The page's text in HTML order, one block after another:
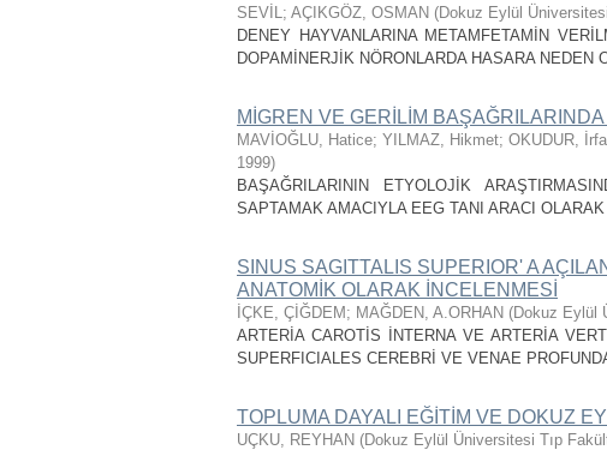
SEVİL; AÇIKGÖZ, OSMAN (Dokuz Eylül
DENEY HAYVANLARINA METAMFETAMİN
DOPAMİNERJİK NÖRONLARDA HASARA NEDEN
MİGREN VE GERİLİM
MAVİOĞLU, Hatice; YILMAZ, Hikmet; OKUDUR,
1999)
BAŞAĞRILARININ ETYOLOJİK
SAPTAMAK AMACIYLA EEG TANI ARACI
SINUS SAGITTALIS SUPERIOR' A
ANATOMİK OLARAK İNCELENMESİ
İÇKE, ÇİĞDEM ; MAĞDEN, A.ORHAN (Dokuz Eylül
ARTERİA CAROTİS İNTERNA VE ARTERİA
SUPERFICIALES CEREBRİ VE VENAE
TOPLUMA DAYALI EĞİTİM VE DOKUZ
UÇKU, REYHAN (Dokuz Eylül Üniversitesi Tıp